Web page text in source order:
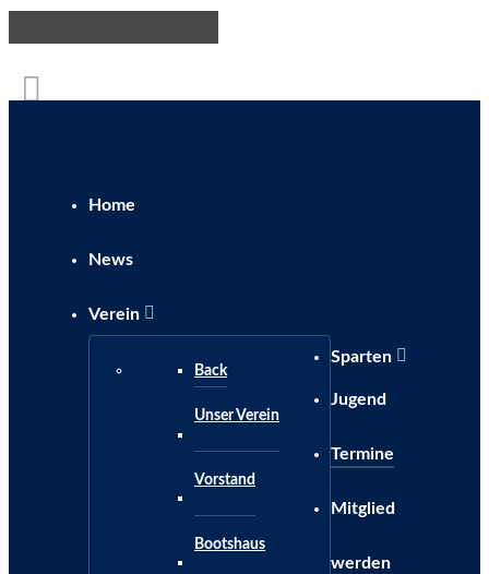
Home
News
Verein
Back
Unser Verein
Vorstand
Bootshaus
Sparten
Jugend
Termine
Mitglied
werden